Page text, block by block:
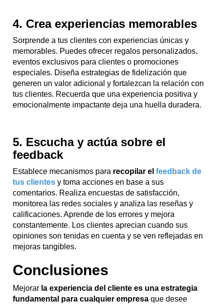
4. Crea experiencias memorables
Sorprende a tus clientes con experiencias únicas y
memorables. Puedes ofrecer regalos personalizados,
eventos exclusivos para clientes o promociones
especiales. Diseña estrategias de fidelización que
generen un valor adicional y fortalezcan la relación con
tus clientes. Recuerda que una experiencia positiva y
emocionalmente impactante deja una huella duradera.
5. Escucha y actúa sobre el
feedback
Establece mecanismos para recopilar elfeedback de
tus clientes y toma acciones en base a sus
comentarios. Realiza encuestas de satisfacción,
monitorea las redes sociales y analiza las reseñas y
calificaciones. Aprende de los errores y mejora
constantemente. Los clientes aprecian cuando sus
opiniones son tenidas en cuenta y se ven reflejadas en
mejoras tangibles.
Conclusiones
Mejorar la experiencia del cliente es una estrategia
fundamental para cualquier empresa que desee